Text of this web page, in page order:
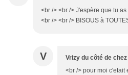
<br /> <br /> J'espère que tu
<br /> <br /> BISOUS à
V Vrizy du côté de
<br /> pour moi